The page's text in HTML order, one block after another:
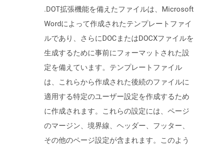
.DOT拡張機能を備えたファイルは、Microsoft
Wordによって作成されたテンプレートファイ
ルであり、さらにDOCまたはDOCXファイルを
生成するために事前にフォーマットされた設
定を備えています。テンプレートファイル
は、これらから作成された後続のファイルに
適用する特定のユーザー設定を作成するため
に作成されます。これらの設定には、ページ
のマージン、境界線、ヘッダー、フッター、
その他のページ設定が含まれます。このよう